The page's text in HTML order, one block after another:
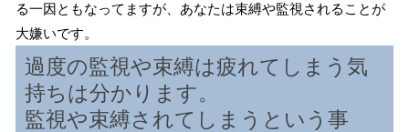
る一因ともなってますが、あなたは束縛や監視されることが
大嫌いです。
過度の監視や束縛は疲れてしまう気
持ちは分かります。
監視や束縛されてしまうという事